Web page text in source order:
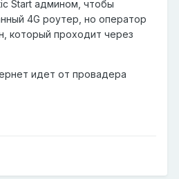
Start админом, чтобы
4G роутер, но оператор
который проходит через
идет от провадера